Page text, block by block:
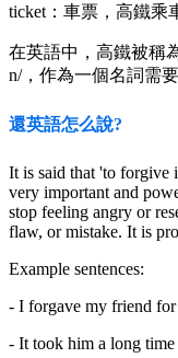
ticket：車票，高鐵乘
在英語中，高鐵被稱為
n/，作為一個名詞需
還英語怎么說?
It is said that 'to forgive
very important and
stop feeling angry or
flaw, or mistake. It is
Example sentences:
- I forgave my friend
- It took him a long